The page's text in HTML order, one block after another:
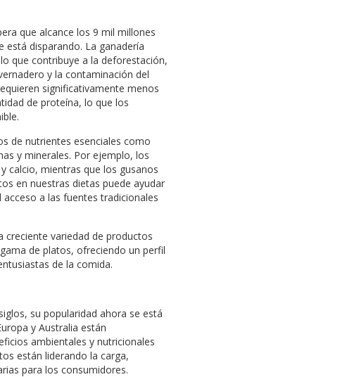
que alcance los 9 mil millones
está disparando. La ganadería
que contribuye a la deforestación,
y la contaminación del
significativamente menos
de proteína, lo que los
de nutrientes esenciales como
y minerales. Por ejemplo, los
calcio, mientras que los gusanos
en nuestras dietas puede ayudar
a las fuentes tradicionales
creciente variedad de productos
de platos, ofreciendo un perfil
de la comida.
su popularidad ahora se está
y Australia están
ambientales y nutricionales
están liderando la carga,
para los consumidores.